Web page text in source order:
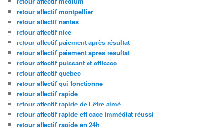
retour affectif montpellier
retour affectif nantes
retour affectif nice
retour affectif paiement après résultat
retour affectif paiement apres resultat
retour affectif puissant et efficace
retour affectif quebec
retour affectif qui fonctionne
retour affectif rapide
retour affectif rapide de l être aimé
retour affectif rapide efficace immédiat réussi
retour affectif rapide en 24h